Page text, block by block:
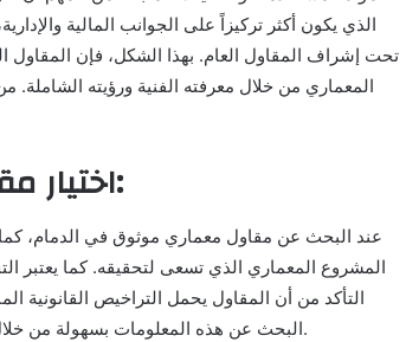
الذي يكون أكثر تركيزاً على الجوانب المالية
تحت إشراف المقاول العام. بهذا الشكل، فإن
المعماري من خلال معرفته الفنية ورؤيته
اختيار مقاول معماري موثوق في الدمام:
عند البحث عن مقاول معماري موثوق في الدمام،
المشروع المعماري الذي تسعى لتحقيقه. كما يعتبر
التأكد من أن المقاول يحمل التراخيص
البحث عن هذه المعلومات بسهولة من خلال زيارة المواقع الرسمية أو من خلال الاتصال بالجهات المعنية.